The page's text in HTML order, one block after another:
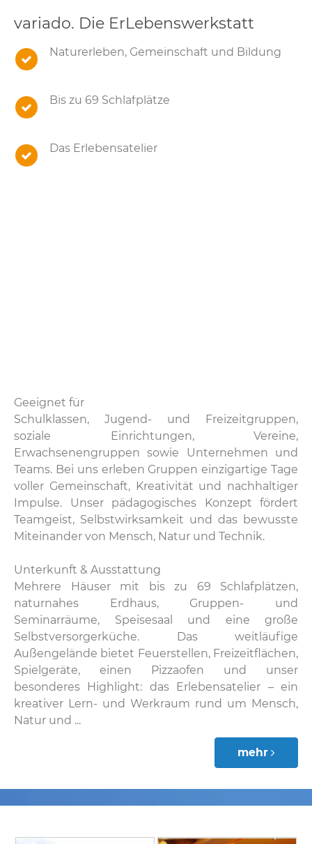
variado. Die ErLebenswerkstatt
Naturerleben, Gemeinschaft und Bildung
Bis zu 69 Schlafplätze
Das Erlebensatelier
Geeignet für
Schulklassen, Jugend- und Freizeitgruppen,
soziale Einrichtungen, Vereine,
Erwachsenengruppen sowie Unternehmen und
Teams. Bei uns erleben Gruppen einzigartige Tage
voller Gemeinschaft, Kreativität und nachhaltiger
Impulse. Unser pädagogisches Konzept fördert
Teamgeist, Selbstwirksamkeit und das bewusste
Miteinander von Mensch, Natur und Technik.
Unterkunft & Ausstattung
Mehrere Häuser mit bis zu 69 Schlafplätzen,
naturnahes Erdhaus, Gruppen- und
Seminarräume, Speisesaal und eine große
Selbstversorgerküche. Das weitläufige
Außengelände bietet Feuerstellen, Freizeitflächen,
Spielgeräte, einen Pizzaofen und unser
besonderes Highlight: das Erlebensatelier – ein
kreativer Lern- und Werkraum rund um Mensch,
Natur und ...
mehr